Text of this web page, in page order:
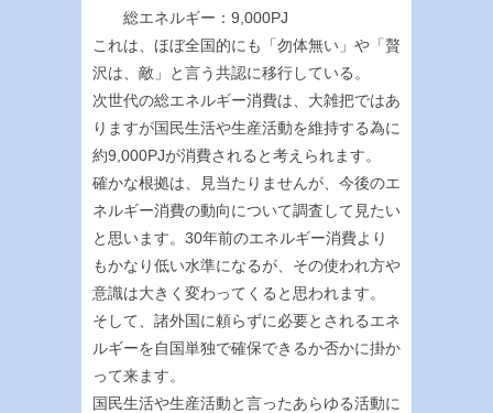
総エネルギー：9,000PJ
これは、ほぼ全国的にも「勿体無い」や「贅
沢は、敵」と言う共認に移行している。
次世代の総エネルギー消費は、大雑把ではあ
りますが国民生活や生産活動を維持する為に
約9,000PJが消費されると考えられます。
確かな根拠は、見当たりませんが、今後のエ
ネルギー消費の動向について調査して見たい
と思います。30年前のエネルギー消費より
もかなり低い水準になるが、その使われ方や
意識は大きく変わってくると思われます。
そして、諸外国に頼らずに必要とされるエネ
ルギーを自国単独で確保できるか否かに掛か
って来ます。
国民生活や生産活動と言ったあらゆる活動に